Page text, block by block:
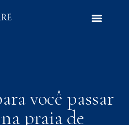
você passar
praia de